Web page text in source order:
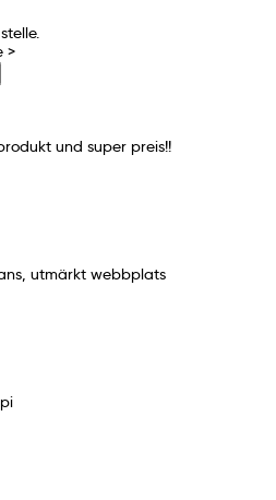
>
und super preis!!
utmärkt webbplats